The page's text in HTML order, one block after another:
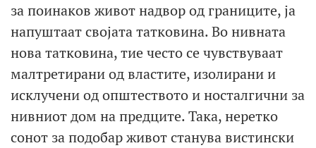
за поинаков живот надвор од границите, ја
напуштаат својата татковина. Во нивната
нова татковина, тие често се чувствуваат
малтретирани од властите, изолирани и
исклучени од општеството и носталгични за
нивниот дом на предците. Така, неретко
сонот за подобар живот станува вистински